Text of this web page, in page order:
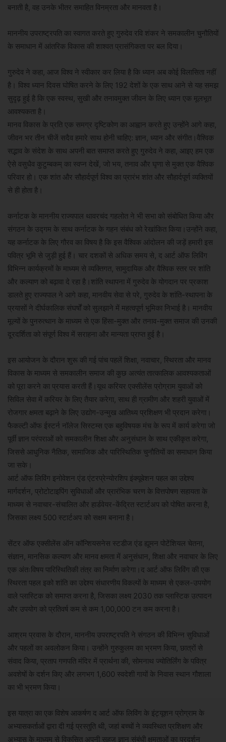
बनाती है, वह उनके भीतर समाहित विनम्रता और मानवता है।
माननीय उपराष्ट्रपति का स्वागत करते हुए गुरुदेव रवि शंकर ने समकालीन चुनौतियों
के समाधान में आंतरिक विकास की शाश्वत प्रासंगिकता पर बल दिया।
गुरुदेव ने कहा, आज विश्व ने स्वीकार कर लिया है कि ध्यान अब कोई विलासिता नहीं
है। विश्व ध्यान दिवस घोषित करने के लिए 192 देशों के एक साथ आने से यह समझ
सुदृढ़ हुई है कि एक स्वस्थ, सुखी और तनावमुक्त जीवन के लिए ध्यान एक मूलभूत
आवश्यकता है।
मानव विकास के प्रति एक समग्र दृष्टिकोण का आह्वान करते हुए उन्होंने आगे कहा,
जीवन भर तीन चीजें सदैव हमारे साथ होनी चाहिए: ज्ञान, ध्यान और संगीत।वैश्विक
सद्भाव के संदेश के साथ अपनी बात समाप्त करते हुए गुरुदेव ने कहा, आइए हम एक
ऐसे वसुधैव कुटुम्बकम् का स्वप्न देखें, जो भय, तनाव और घृणा से मुक्त एक वैश्विक
परिवार हो। एक शांत और सौहार्दपूर्ण विश्व का प्रारंभ शांत और सौहार्दपूर्ण व्यक्तियों
से ही होता है।
कर्नाटक के माननीय राज्यपाल थावरचंद गहलोत ने भी सभा को संबोधित किया और
संगठन के उद्गम के साथ कर्नाटक के गहन संबंध को रेखांकित किया।उन्होंने कहा,
यह कर्नाटक के लिए गौरव का विषय है कि इस वैश्विक आंदोलन की जड़ें हमारी इस
पवित्र भूमि से जुड़ी हुई हैं। चार दशकों से अधिक समय से, द आर्ट ऑफ लिविंग
विभिन्न कार्यक्रमों के माध्यम से व्यक्तिगत, सामुदायिक और वैश्विक स्तर पर शांति
और कल्याण को बढ़ावा दे रहा है।शांति स्थापना में गुरुदेव के योगदान पर प्रकाश
डालते हुए राज्यपाल ने आगे कहा, मानवीय सेवा से परे, गुरुदेव के शांति-स्थापना के
प्रयासों ने दीर्घकालिक संघर्षों को सुलझाने में महत्वपूर्ण भूमिका निभाई है। मानवीय
मूल्यों के पुनरुत्थान के माध्यम से एक हिंसा-मुक्त और तनाव-मुक्त समाज की उनकी
दूरदर्शिता को संपूर्ण विश्व में सराहना और मान्यता प्राप्त हुई है।
इस आयोजन के दौरान शुरू की गई पांच पहलें शिक्षा, नवाचार, स्थिरता और मानव
विकास के माध्यम से समकालीन समाज की कुछ अत्यंत तात्कालिक आवश्यकताओं
को पूरा करने का प्रयास करती हैं।यूथ करियर एक्सीलेंस प्रोग्राम युवाओं को
सिविल सेवा में करियर के लिए तैयार करेगा, साथ ही ग्रामीण और शहरी युवाओं में
रोजगार क्षमता बढ़ाने के लिए उद्योग-उन्मुख आतिथ्य प्रशिक्षण भी प्रदान करेगा।
फैकल्टी ऑफ ईस्टर्न नॉलेज सिस्टम्स एक बहुविषयक मंच के रूप में कार्य करेगा जो
पूर्वी ज्ञान परंपराओं को समकालीन शिक्षा और अनुसंधान के साथ एकीकृत करेगा,
जिससे आधुनिक नैतिक, सामाजिक और पारिस्थितिक चुनौतियों का समाधान किया
जा सके।
आर्ट ऑफ लिविंग इनोवेशन एंड एंटरप्रेन्योरशिप इंक्यूबेशन पहल का उद्देश्य
मार्गदर्शन, प्रोटोटाइपिंग सुविधाओं और प्रारंभिक चरण के वित्तपोषण सहायता के
माध्यम से नवाचार-संचालित और हार्डवेयर-केंद्रित स्टार्टअप को पोषित करना है,
जिसका लक्ष्य 500 स्टार्टअप को सक्षम बनाना है।
सेंटर ऑफ एक्सीलेंस ऑन कॉन्शियसनेस स्टडीज एंड ह्यूमन पोटेंशियल चेतना,
संज्ञान, मानसिक कल्याण और मानव क्षमता में अनुसंधान, शिक्षा और नवाचार के लिए
एक अंतःविषय पारिस्थितिकी तंत्र का निर्माण करेगा।द आर्ट ऑफ लिविंग की एक
स्थिरता पहल इको शांति का उद्देश्य संधारणीय विकल्पों के माध्यम से एकल-उपयोग
वाले प्लास्टिक को समाप्त करना है, जिसका लक्ष्य 2030 तक प्लास्टिक उत्पादन
और उपयोग को प्रतिवर्ष कम से कम 1,00,000 टन कम करना है।
आश्रम प्रवास के दौरान, माननीय उपराष्ट्रपति ने संगठन की विभिन्न सुविधाओं
और पहलों का अवलोकन किया। उन्होंने गुरुकुलम का भ्रमण किया, छात्रों से
संवाद किया, प्रताप गणपति मंदिर में प्रार्थना की, सोमनाथ ज्योतिर्लिंग के पवित्र
अवशेषों के दर्शन किए और लगभग 1,600 स्वदेशी गायों के निवास स्थान गौशाला
का भी भ्रमण किया।
इस यात्रा का एक विशेष आकर्षण द आर्ट ऑफ लिविंग के इंट्यूशन प्रोग्राम के
अभ्यासकर्ताओं द्वारा दी गई प्रस्तुति थी, जहां बच्चों ने व्यवस्थित प्रशिक्षण और
अभ्यास के माध्यम से विकसित अपनी सहज ज्ञान संबंधी क्षमताओं का प्रदर्शन